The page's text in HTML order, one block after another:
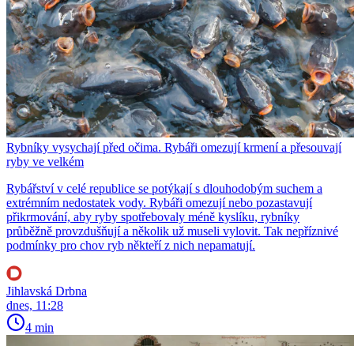
Rybníky vysychají před očima. Rybáři omezují krmení a přesouvají
ryby ve velkém
Rybářství v celé republice se potýkají s dlouhodobým suchem a
extrémním nedostatek vody. Rybáři omezují nebo pozastavují
přikrmování, aby ryby spotřebovaly méně kyslíku, rybníky
průběžně provzdušňují a několik už museli vylovit. Tak nepříznivé
podmínky pro chov ryb někteří z nich nepamatují.
Jihlavská Drbna
dnes, 11:28
4 min